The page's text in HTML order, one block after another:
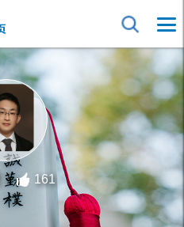
161